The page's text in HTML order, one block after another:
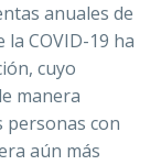
anuales de
la COVID-19 ha
cuyo
manera
personas con
aún más